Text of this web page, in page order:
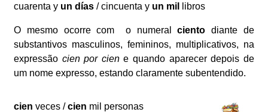
cuarenta y un días/ cincuenta y un mil libros
O mesmo ocorre com o numeralciento diante de
substantivos masculinos, femininos, multiplicativos, na
expressão cien por ciene quando aparecer depois de
um nome expresso, estando claramente subentendido.
cien veces /cien mil personas